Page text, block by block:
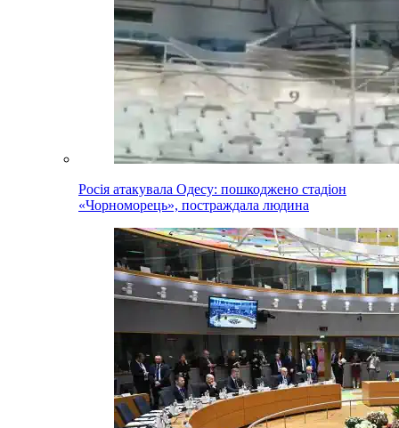
Росія атакувала Одесу: пошкоджено стадіон
«Чорноморець», постраждала людина